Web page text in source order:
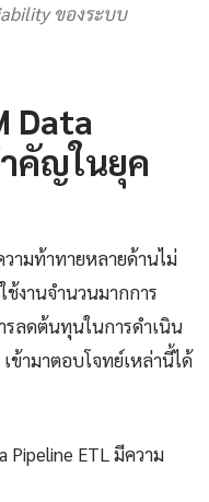
ของระบบ
Data
คัญในยุค
ามท้าทายหลายด้านไม่
ช้งานจำนวนมากการ
ลดต้นทุนในการดำเนิน
เข้ามาตอบโจทย์เหล่านี้ได้
Pipeline ETL มีความ